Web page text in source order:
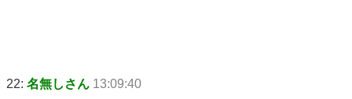
22: 名無しさん 13:09:40